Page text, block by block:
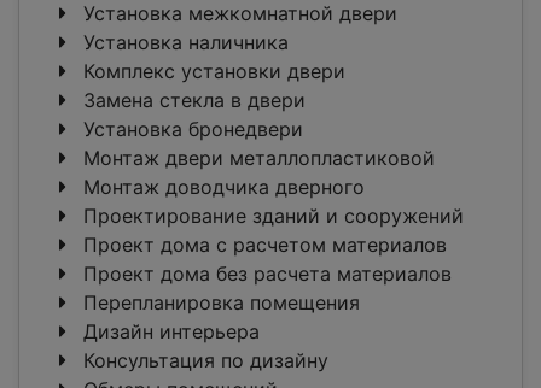
Установка межкомнатной двери
Установка наличника
Комплекс установки двери
Замена стекла в двери
Установка бронедвери
Монтаж двери металлопластиковой
Монтаж доводчика дверного
Проектирование зданий и сооружений
Проект дома с расчетом материалов
Проект дома без расчета материалов
Перепланировка помещения
Дизайн интерьера
Консультация по дизайну